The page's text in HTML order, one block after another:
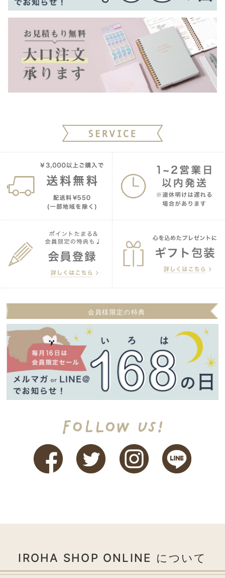
会員様限定の特典
IROHA SHOP ONLINE について